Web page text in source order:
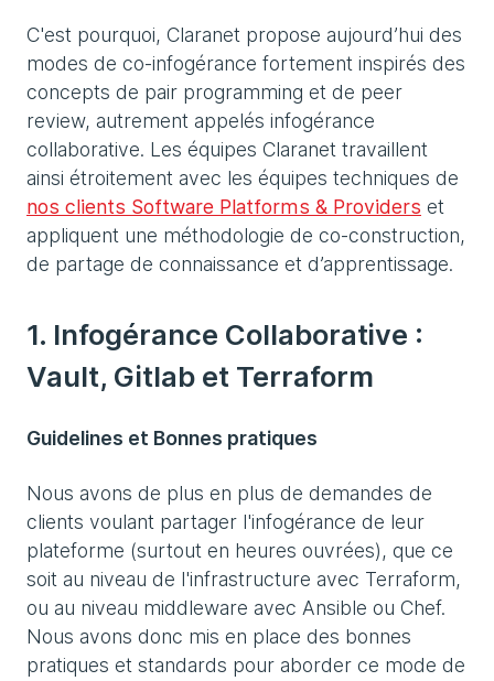
C'est pourquoi, Claranet propose aujourd’hui des
modes de co-infogérance fortement inspirés des
concepts de pair programming et de peer
review, autrement appelés infogérance
collaborative. Les équipes Claranet travaillent
ainsi étroitement avec les équipes techniques de
nos clients Software Platforms & Providers et
appliquent une méthodologie de co-construction,
de partage de connaissance et d’apprentissage.
1. Infogérance Collaborative :
Vault, Gitlab et Terraform
Guidelines et Bonnes pratiques
Nous avons de plus en plus de demandes de
clients voulant partager l'infogérance de leur
plateforme (surtout en heures ouvrées), que ce
soit au niveau de l'infrastructure avec Terraform,
ou au niveau middleware avec Ansible ou Chef.
Nous avons donc mis en place des bonnes
pratiques et standards pour aborder ce mode de